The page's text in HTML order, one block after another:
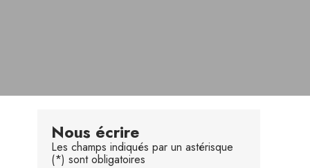
Nous écrire
Les champs indiqués par un astérisque
(*) sont obligatoires